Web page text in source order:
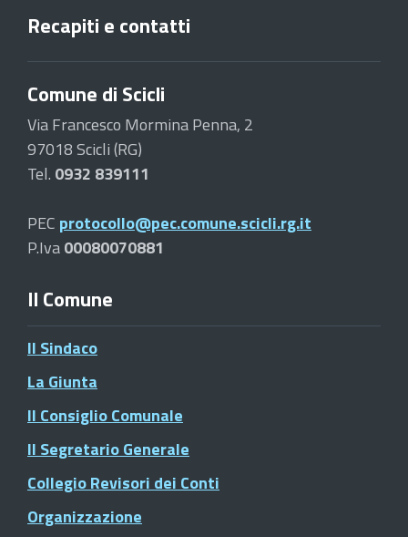
Recapiti e contatti
Comune di Scicli
Via Francesco Mormina Penna, 2
97018 Scicli (RG)
Tel. 0932 839111
PEC protocollo@pec.comune.scicli.rg.it
P.Iva00080070881
Il Comune
Il Sindaco
La Giunta
Il Consiglio Comunale
Il Segretario Generale
Collegio Revisori dei Conti
Organizzazione